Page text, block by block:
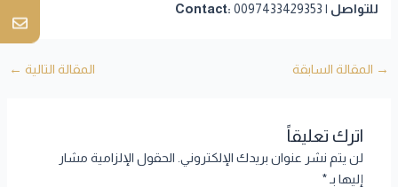
للتواصل | Contact: 0097433429353
→ المقالة السابقة المقالة التالية ←
اترك تعليقاً
لن يتم نشر عنوان بريدك الإلكتروني. الحقول الإلزامية مشار
إليها بـ*